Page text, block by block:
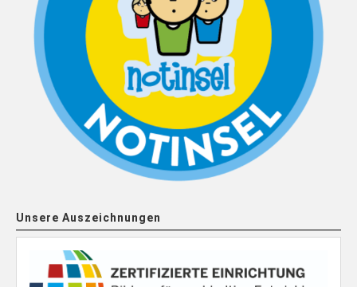
Unsere Auszeichnungen